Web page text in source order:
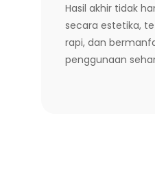
Hasil akhir tidak
secara estetika,
rapi, dan
penggunaan